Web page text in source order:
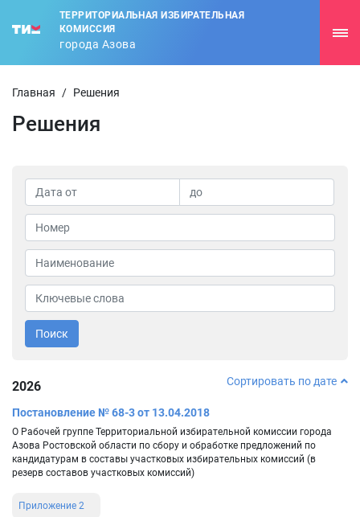
ТЕРРИТОРИАЛЬНАЯ ИЗБИРАТЕЛЬНАЯ
КОМИССИЯ
города Азова
Главная / Решения
Решения
Поиск
2026 Сортировать по дате
Постановление № 68-3 от 13.04.2018
О Рабочей группе Территориальной избирательной комиссии города
Азова Ростовской области по сбору и обработке предложений по
кандидатурам в составы участковых избирательных комиссий (в
резерв составов участковых комиссий)
Приложение 2